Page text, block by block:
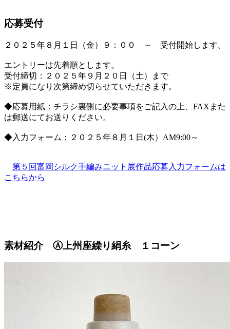
応募受付
２０２５年８月１日（金）９：００ ～ 受付開始します。
エントリーは先着順とします。
受付締切：２０２５年９月２０日（土）まで
※定員になり次第締め切らせていただきます。
◆応募用紙：チラシ裏側に必要事項をご記入の上、FAXまた
は郵送にてお送りください。
◆入力フォーム：２０２５年８月１日(木）AM9:00～
第５回富岡シルク手編みニット展作品応募入力フォームは
こちらから
素材紹介 Ⓐ上州座繰り絹糸 １コーン